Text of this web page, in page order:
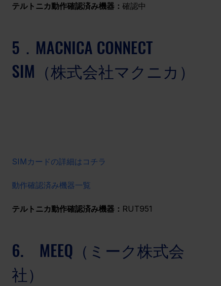
テルトニカ動作確認済み機器： 確認中
5．MACNICA CONNECT
SIM（株式会社マクニカ）
SIMカードの詳細はコチラ
動作確認済み機器一覧
テルトニカ動作確認済み機器： RUT951
6.　MEEQ（ミーク株式会
社）